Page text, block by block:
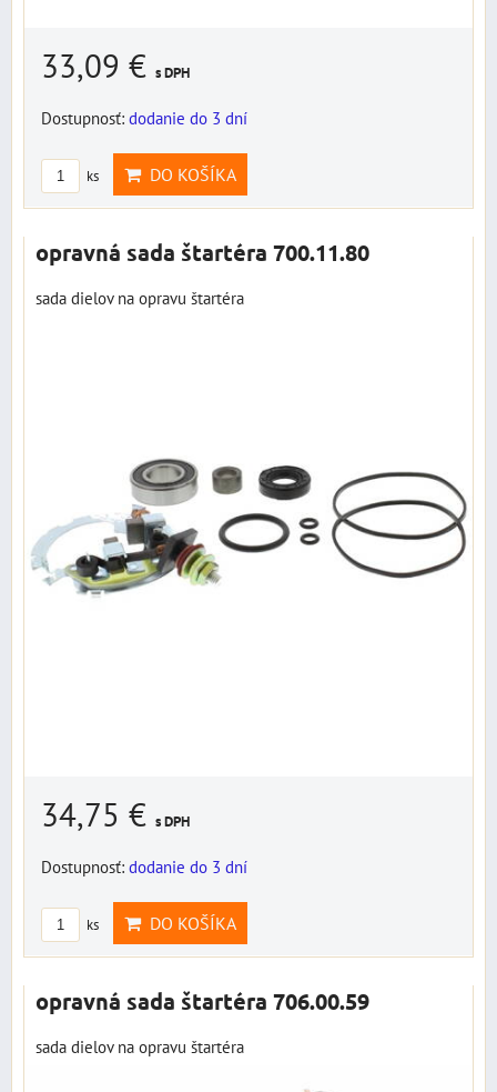
33,09 € s DPH
Dostupnosť: dodanie do 3 dní
ks DO KOŠÍKA
opravná sada štartéra 700.11.80
sada dielov na opravu štartéra
34,75 € s DPH
Dostupnosť: dodanie do 3 dní
ks DO KOŠÍKA
opravná sada štartéra 706.00.59
sada dielov na opravu štartéra